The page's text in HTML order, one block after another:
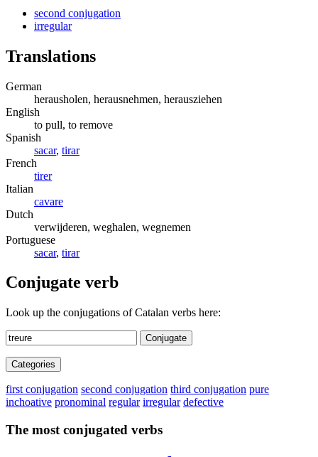
second conjugation
irregular
Translations
German
herausholen, herausnehmen, herausziehen
English
to pull, to remove
Spanish
sacar, tirar
French
tirer
Italian
cavare
Dutch
verwijderen, weghalen, wegnemen
Portuguese
sacar, tirar
Conjugate verb
Look up the conjugations of Catalan verbs here:
Conjugate
Categories
first conjugation second conjugation third conjugation pure
inchoative pronominal regular irregular defective
The most conjugated verbs